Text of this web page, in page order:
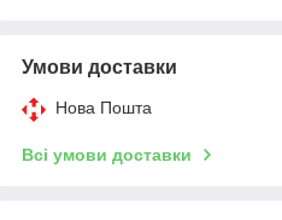
Умови доставки
Нова Пошта
Всі умови доставки